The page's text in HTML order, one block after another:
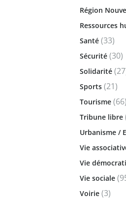
Région
Ressources
Santé (33)
Sécurité (30)
Solidarité
Sports (21)
Tourisme (66)
Tribune libre
Urbanisme /
Vie
Vie
Vie sociale
Voirie (3)